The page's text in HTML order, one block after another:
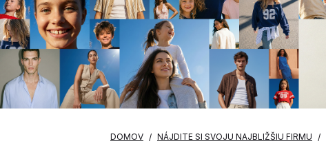
DOMOV NÁJDITE SI SVOJU NAJBLIŽŠIU FIRMU